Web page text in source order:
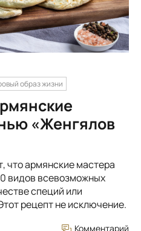
образ жизни
«Женгялов
что армянские мастера
видов всевозможных
специй или
рецепт не исключение.
Комментарий